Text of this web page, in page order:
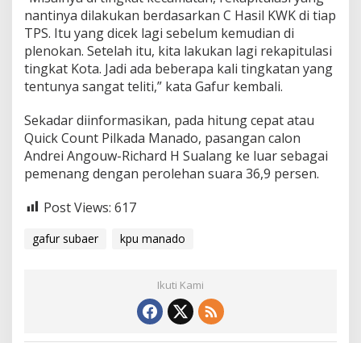
nantinya dilakukan berdasarkan C Hasil KWK di tiap
TPS. Itu yang dicek lagi sebelum kemudian di
plenokan. Setelah itu, kita lakukan lagi rekapitulasi
tingkat Kota. Jadi ada beberapa kali tingkatan yang
tentunya sangat teliti,” kata Gafur kembali.
Sekadar diinformasikan, pada hitung cepat atau
Quick Count Pilkada Manado, pasangan calon
Andrei Angouw-Richard H Sualang ke luar sebagai
pemenang dengan perolehan suara 36,9 persen.
Post Views: 617
gafur subaer kpu manado
Ikuti Kami